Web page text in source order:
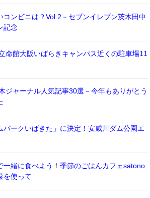
コンビニは？Vol.2－セブンイレブン茨木田中
記念
命館大阪いばらきキャンパス近くの駐車場11
ジャーナル人気記事30選－今年もありがとう
パークいばきた」に決定！安威川ダム公園エ
一緒に食べよう！季節のごはんカフェsatono
を使って